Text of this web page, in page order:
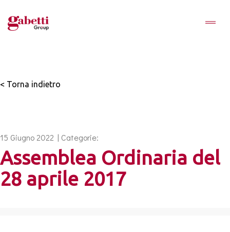
< Torna indietro
15 Giugno 2022 | Categorie:
Assemblea Ordinaria del
28 aprile 2017